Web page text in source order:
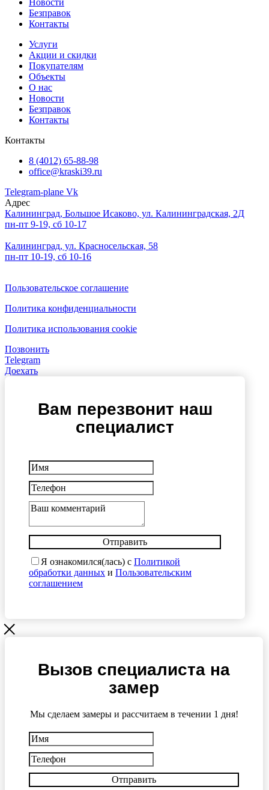
Новости
Безправок
Контакты
Услуги
Акции и скидки
Покупателям
Объекты
О нас
Новости
Безправок
Контакты
Контакты
8 (4012) 65-88-98
office@kraski39.ru
Telegram-plane Vk
Адрес
Калининград, Большое Исаково, ул. Калининградская, 2Д
пн-пт 9-19, сб 10-17
Калининград, ул. Красносельская, 58
пн-пт 10-19, сб 10-16
Пользовательское соглашение
Политика конфиденциальности
Политика использования cookie
Позвонить
Telegram
Доехать
Вам перезвонит наш
специалист
Отправить
Я ознакомился(лась) с Политикой
обработки данных и Пользовательским
соглашением
Вызов специалиста на
замер
Мы сделаем замеры и рассчитаем в течении 1 дня!
Отправить